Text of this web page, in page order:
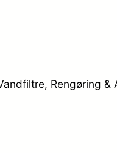
Rengøring &